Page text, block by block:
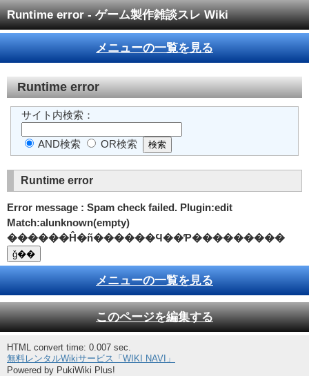
Runtime error - ゲーム製作雑談スレ Wiki
メニューの一覧を見る
Runtime error
サイト内検索：
AND検索 OR検索
Runtime error
Error message : Spam check failed. Plugin:edit
Match:alunknown(empty)
������Ĥ�ñ������Ϥ��Ƥ���������
メニューの一覧を見る
このページを編集する
HTML convert time: 0.007 sec.
無料レンタルWikiサービス「WIKI NAVI」
Powered by PukiWiki Plus!